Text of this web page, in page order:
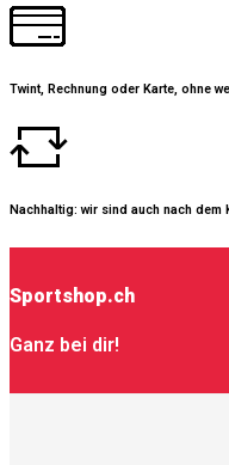
Twint, Rechnung oder Karte, ohne
Nachhaltig: wir sind auch nach dem
Sportshop.ch
Ganz bei dir!